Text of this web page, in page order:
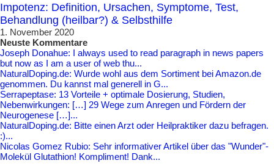
Impotenz: Definition, Ursachen, Symptome, Test,
Behandlung (heilbar?) & Selbsthilfe
1. November 2020
Neuste Kommentare
Joseph Donahue: I always used to read paragraph in news papers
but now as I am a user of web thu...
NaturalDoping.de: Wurde wohl aus dem Sortiment bei Amazon.de
genommen. Du kannst mal generell in G...
Serrapeptase: 13 Vorteile + optimale Dosierung, Studien,
Nebenwirkungen: […] 29 Wege zum Anregen und Fördern der
Neurogenese […]...
NaturalDoping.de: Bitte einen Arzt oder Heilpraktiker dazu befragen.
:)...
Nicolas Gomez Rubio: Sehr informativer Artikel über das "Wunder"-
Molekül Glutathion! Kompliment! Dank...